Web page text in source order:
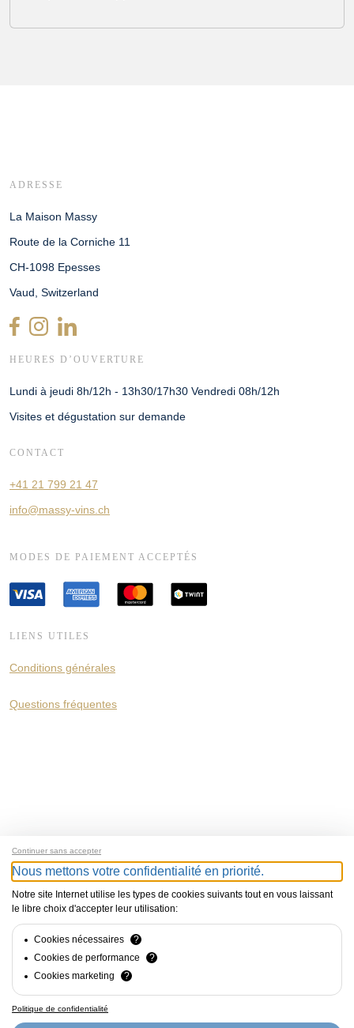
ADRESSE
La Maison Massy
Route de la Corniche 11
CH-1098 Epesses
Vaud, Switzerland
HEURES D’OUVERTURE
Lundi à jeudi 8h/12h - 13h30/17h30 Vendredi 08h/12h
Visites et dégustation sur demande
CONTACT
+41 21 799 21 47
info@massy-vins.ch
MODES DE PAIEMENT ACCEPTÉS
LIENS UTILES
Conditions générales
Questions fréquentes
Photos deAnoush Abrar
Continuer sans accepter
Nous mettons votre confidentialité en priorité.
Notre site Internet utilise les types de cookies suivants tout en vous laissant
le libre choix d'accepter leur utilisation:
Cookies nécessaires
?
Cookies de performance
?
Cookies marketing
?
Politique de confidentialité